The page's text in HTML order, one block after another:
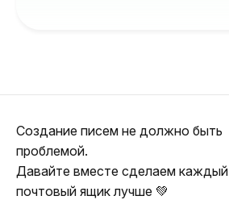
Создание писем не должно быть
проблемой.
Давайте вместе сделаем каждый
почтовый ящик лучше 💚